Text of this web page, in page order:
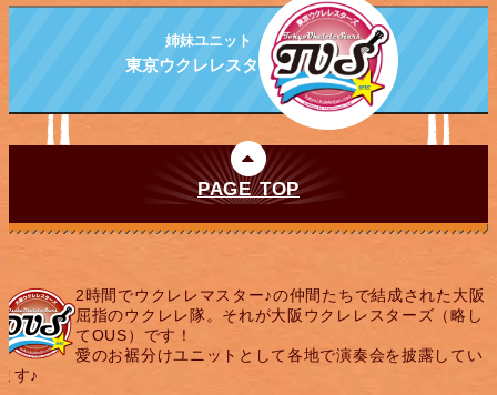
姉妹ユニット
東京ウクレレスターズ
PAGE TOP
2時間でウクレレマスター♪の仲間たちで結成された大阪
屈指のウクレレ隊。それが大阪ウクレレスターズ（略し
てOUS）です！
愛のお裾分けユニットとして各地で演奏会を披露してい
す♪